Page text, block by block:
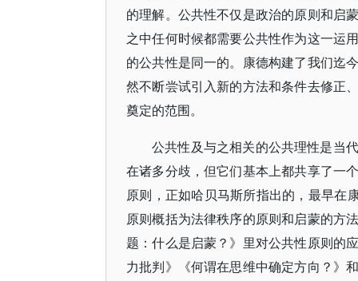
的理解。公共性不仅是政治的原则和启
之中任何时候都需要公共性作为这一运
的公共性是同一的。康德构建了我们迄
然不断尝试引入新的方法和条件去修正
奠定的范围。
公共性及与之相关的公共理性是当
在诸多分歧，但它们基本上都共享了一
原则，正如哈贝马斯所指出的，最早在
原则概括为法律秩序的原则和启蒙的方
题：什么是启蒙？》里对公共性原则的
力批判》《何谓在思维中确定方向？》